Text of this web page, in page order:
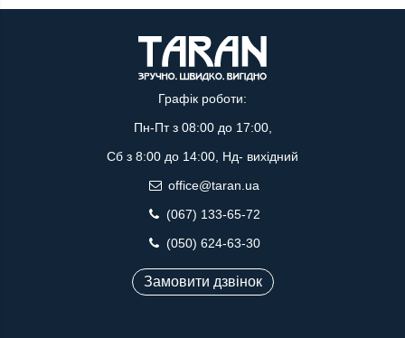
Графік роботи:
Пн-Пт з 08:00 до 17:00,
Сб з 8:00 до 14:00, Нд- вихідний
office@taran.ua
(067) 133-65-72
(050) 624-63-30
Замовити дзвінок